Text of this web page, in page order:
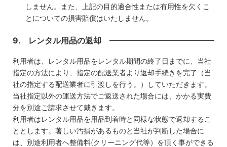
しません。また、上記の目的適合性または有用性を欠くこ
とについての損害賠償はいたしません。
9. レンタル用品の返却
利用者は、レンタル用品をレンタル期間の終了日までに、当社
指定の方法により、指定の配送業者より返却手続きを完了（当
社の指定する配送業者に引渡しを行う。）していただきます。
当社指定以外の運送方法でご返送された場合には、かかる実費
分を別途ご請求させて戴きます。
利用者はレンタル用品を用品到着時と同様な状態で返却するこ
ととします。著しい汚損があるものと当社が判断した場合に
は、別途利用者へ整備料(クリーニング代等）を頂く事ができる